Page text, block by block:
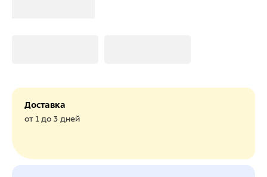
Доставка
от 1 до 3 дней